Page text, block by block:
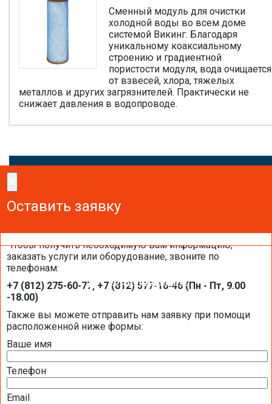
Сменный модуль для очистки
холодной воды во всем доме
системой Викинг. Благодаря
уникальному коаксиальному
строению и градиентной
пористости модуля, вода очищается
от взвесей, хлора, тяжелых
металлов и других загрязнителей. Практически не
снижает давления в водопроводе.
Оставить заявку
Оставить заявку
Чтобы получить необходимую вам информацию,
заказать услуги или оборудование, звоните по
телефонам:
+7 (812) 275-60-77, +7 (812) 577-16-46 (Пн - Пт, 9.00
-18.00)
Также вы можете отправить нам заявку при помощи
расположенной ниже формы:
Ваше имя
Телефон
Email
Оставить заявку
ВОДОСНАБЖЕНИЕ
ВОДООЧИСТКА ДЛЯ КУХНИ
МАГИСТРАЛЬНЫЕ ФИЛЬТРЫ (КОЛБЫ)